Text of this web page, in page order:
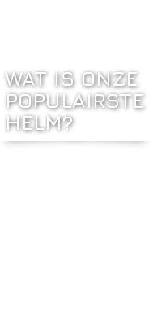
WAT IS ONZE
POPULAIRSTE
HELM?